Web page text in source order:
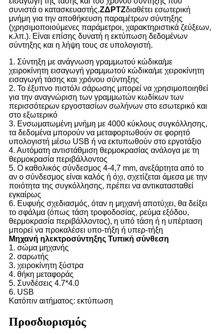
συνιστά ο κατασκευαστής.ΖΔΡΤΖδιαθέτει εσωτερική
μνήμη για την αποθήκευση παραμέτρων σύντηξης
(χρησιμοποιούμενες παράμετροι, χαρακτηριστικά ζεύξεων,
κ.λπ.). Είναι επίσης δυνατή η εκτύπωση δεδομένων
σύντηξης και η λήψη τους σε υπολογιστή.
1. Σύντηξη με ανάγνωση γραμμωτού κώδικα/με
χειροκίνητη εισαγωγή γραμμωτού κώδικα/με χειροκίνητη
εισαγωγή τάσης και χρόνου σύντηξης
2. Το έξυπνο πιστόλι σάρωσης μπορεί να χρησιμοποιηθεί
για την αναγνώριση των γραμμωτών κωδίκων των
περισσότερων εργοστασίων σωλήνων στο εσωτερικό και
στο εξωτερικό
3. Ενσωματωμένη μνήμη με 4000 κύκλους συγκόλλησης,
τα δεδομένα μπορούν να μεταφορτωθούν σε φορητό
υπολογιστή μέσω USB ή να εκτυπωθούν στο εργοτάξιο
4. Αυτόματη αντιστάθμιση θερμοκρασίας ανάλογα με τη
θερμοκρασία περιβάλλοντος
5. Ο καθολικός σύνδεσμος 4-4,7 mm, ανεξάρτητα από το
αν ο σύνδεσμος είναι καλός ή όχι, σχετίζεται άμεσα με την
ποιότητα της συγκόλλησης, πρέπει να αντικατασταθεί
εγκαίρως
6. Ευφυής σχεδιασμός, όταν η μηχανή αποτύχει, θα δείξει
το σφάλμα (όπως τάση τροφοδοσίας, ρεύμα εξόδου,
θερμοκρασία περιβάλλοντος), η υπό τάση ή η υπέρταση
μπορεί να προκαλέσει υπο-τήξη ή υπερ-τήξη
Μηχανή ηλεκτροσύντηξης Τυπική σύνθεση
1. σώμα μηχανής
2. σαρωτής
3. χειροκίνητη ξύστρα
4. θήκη μεταφοράς
5. Συνδέσεις 4.7*4.0
6. USB
Κατόπιν αιτήματος: εκτύπωση
Προσδιορισμός